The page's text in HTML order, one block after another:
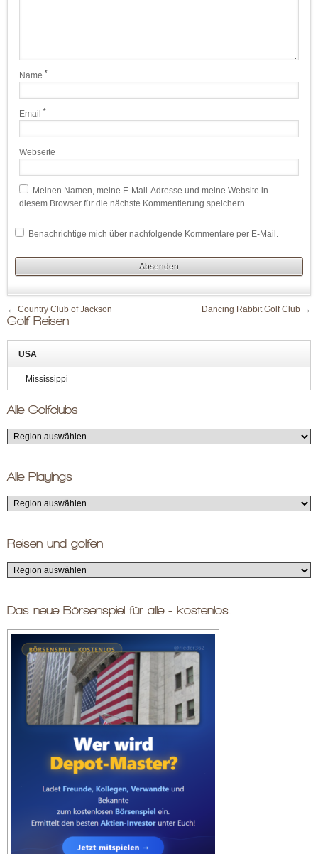
Name *
Email *
Webseite
Meinen Namen, meine E-Mail-Adresse und meine Website in
diesem Browser für die nächste Kommentierung speichern.
Benachrichtige mich über nachfolgende Kommentare per E-Mail.
← Country Club of Jackson Dancing Rabbit Golf Club →
Golf Reisen
USA
Mississippi
Alle Golfclubs
Alle Playings
Reisen und golfen
Das neue Börsenspiel für alle - kostenlos.